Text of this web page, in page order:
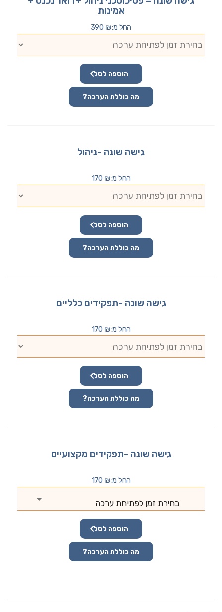
אמינות
החל מ: 390 ₪
הוספה לסל
מה כוללת הערכה?
גישה שונה -ניהול
החל מ: 170 ₪
הוספה לסל
מה כוללת הערכה?
גישה שונה -תפקידים כלליים
החל מ: 170 ₪
הוספה לסל
מה כוללת הערכה?
גישה שונה -תפקידים מקצועיים
החל מ: 170 ₪
בחירת זמן לפתיחת ערכה
הוספה לסל
מה כוללת הערכה?